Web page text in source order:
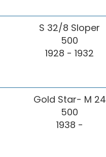
S 32/8 Sloper
500
1928 - 1932
Gold Star- M 24
500
1938 -